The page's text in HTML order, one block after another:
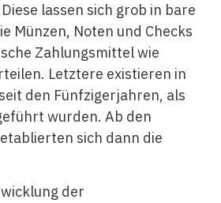
lassen sich grob in bare
Münzen, Noten und Checks
Zahlungsmittel wie
Letztere existieren in
den Fünfzigerjahren, als
wurden. Ab den
sich dann die
der